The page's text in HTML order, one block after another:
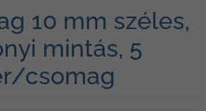
10 mm széles,
mintás, 5
csomag